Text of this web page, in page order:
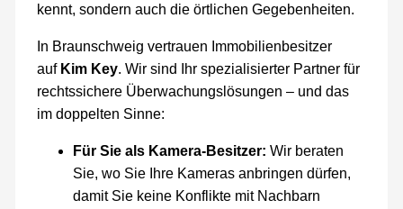
kennt, sondern auch die örtlichen Gegebenheiten.
In Braunschweig vertrauen Immobilienbesitzer
auf Kim Key. Wir sind Ihr spezialisierter Partner für
rechtssichere Überwachungslösungen – und das
im doppelten Sinne:
Für Sie als Kamera-Besitzer: Wir beraten
Sie, wo Sie Ihre Kameras anbringen dürfen,
damit Sie keine Konflikte mit Nachbarn